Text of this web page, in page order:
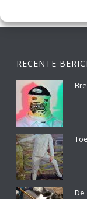
RECENTE
De